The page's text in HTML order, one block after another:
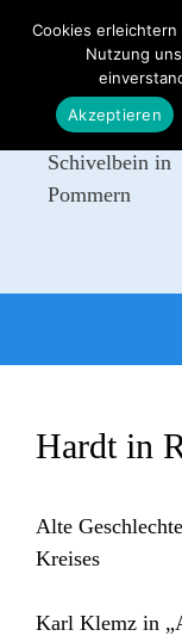
Hardt in
Alte
Kreises
Karl Klemz in
Cookies
Nutzung
Akzeptieren